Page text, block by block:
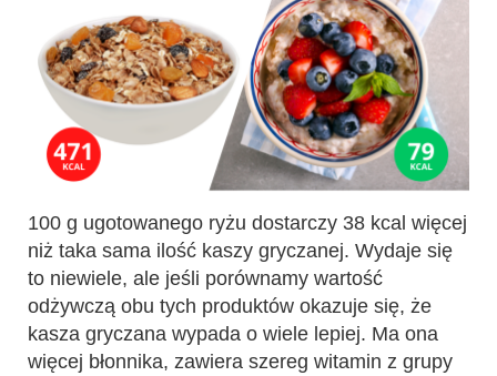
100 g ugotowanego ryżu dostarczy 38 kcal więcej
niż taka sama ilość kaszy gryczanej. Wydaje się
to niewiele, ale jeśli porównamy wartość
odżywczą obu tych produktów okazuje się, że
kasza gryczana wypada o wiele lepiej. Ma ona
więcej błonnika, zawiera szereg witamin z grupy